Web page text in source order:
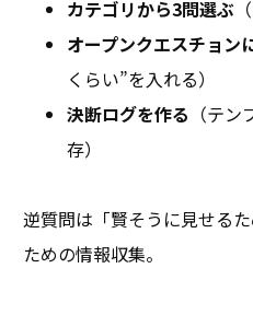
カテゴリから3問選ぶ
オープンクエスチョン
くらい”を入れる）
決断ログを作る （テ
存）
逆質問は「賢そうに見せる
ための情報収集。